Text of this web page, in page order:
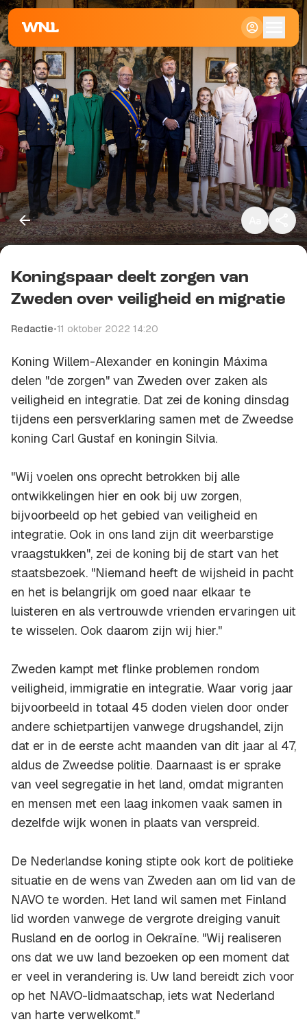
Klein
Standaard
Groot
Kopieer link
Koningspaar deelt zorgen van
Zweden over veiligheid en migratie
Redactie•11 oktober 2022 14:20
Koning Willem-Alexander en koningin Máxima
delen "de zorgen" van Zweden over zaken als
veiligheid en integratie. Dat zei de koning dinsdag
tijdens een persverklaring samen met de Zweedse
koning Carl Gustaf en koningin Silvia.
"Wij voelen ons oprecht betrokken bij alle
ontwikkelingen hier en ook bij uw zorgen,
bijvoorbeeld op het gebied van veiligheid en
integratie. Ook in ons land zijn dit weerbarstige
vraagstukken", zei de koning bij de start van het
staatsbezoek. "Niemand heeft de wijsheid in pacht
en het is belangrijk om goed naar elkaar te
luisteren en als vertrouwde vrienden ervaringen uit
te wisselen. Ook daarom zijn wij hier."
Zweden kampt met flinke problemen rondom
veiligheid, immigratie en integratie. Waar vorig jaar
bijvoorbeeld in totaal 45 doden vielen door onder
andere schietpartijen vanwege drugshandel, zijn
dat er in de eerste acht maanden van dit jaar al 47,
aldus de Zweedse politie. Daarnaast is er sprake
van veel segregatie in het land, omdat migranten
en mensen met een laag inkomen vaak samen in
dezelfde wijk wonen in plaats van verspreid.
De Nederlandse koning stipte ook kort de politieke
situatie en de wens van Zweden aan om lid van de
NAVO te worden. Het land wil samen met Finland
lid worden vanwege de vergrote dreiging vanuit
Rusland en de oorlog in Oekraïne. "Wij realiseren
ons dat we uw land bezoeken op een moment dat
er veel in verandering is. Uw land bereidt zich voor
op het NAVO-lidmaatschap, iets wat Nederland
van harte verwelkomt."